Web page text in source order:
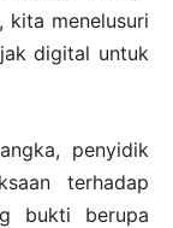
kita menelusuri
digital untuk
penyidik
terhadap
bukti berupa